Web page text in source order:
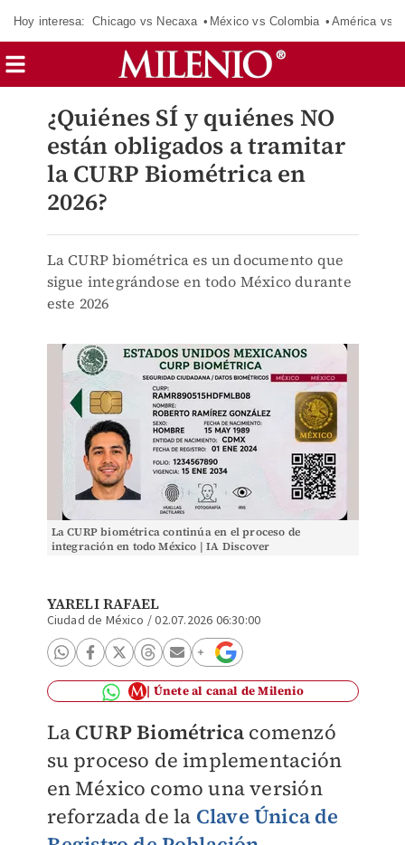
Hoy interesa: Chicago vs Necaxa México vs Colombia América vs
¿Quiénes SÍ y quiénes NO
están obligados a tramitar
la CURP Biométrica en
2026?
La CURP biométrica es un documento que
sigue integrándose en todo México durante
este 2026
La CURP biométrica continúa en el proceso de
integración en todo México | IA Discover
YARELI RAFAEL
Ciudad de México /02.07.2026 06:30:00
Únete al canal de Milenio
La CURP Biométrica comenzó
su proceso de implementación
en México como una versión
reforzada de la Clave Única de